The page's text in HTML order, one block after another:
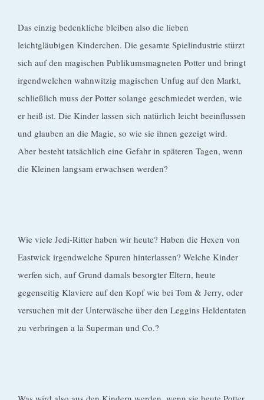
Das einzig bedenkliche bleiben also die lieben
leichtgläubigen Kinderchen. Die gesamte Spielindustrie stürzt
sich auf den magischen Publikumsmagneten Potter und bringt
irgendwelchen wahnwitzig magischen Unfug auf den Markt,
schließlich muss der Potter solange geschmiedet werden, wie
er heiß ist. Die Kinder lassen sich natürlich leicht beeinflussen
und glauben an die Magie, so wie sie ihnen gezeigt wird.
Aber besteht tatsächlich eine Gefahr in späteren Tagen, wenn
die Kleinen langsam erwachsen werden?
Wie viele Jedi-Ritter haben wir heute? Haben die Hexen von
Eastwick irgendwelche Spuren hinterlassen? Welche Kinder
werfen sich, auf Grund damals besorgter Eltern, heute
gegenseitig Klaviere auf den Kopf wie bei Tom & Jerry, oder
versuchen mit der Unterwäsche über den Leggins Heldentaten
zu verbringen a la Superman und Co.?